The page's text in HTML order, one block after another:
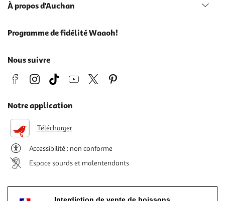
À propos d'Auchan
Programme de fidélité Waaoh!
Nous suivre
Notre application
Télécharger
Accessibilité : non conforme
Espace sourds et malentendants